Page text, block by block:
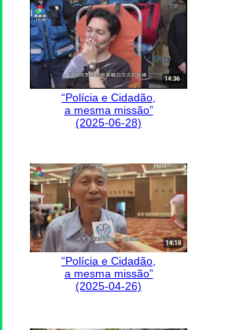
“Polícia e Cidadão,
a mesma missão”
(2025-06-28)
“Polícia e Cidadão,
a mesma missão”
(2025-04-26)